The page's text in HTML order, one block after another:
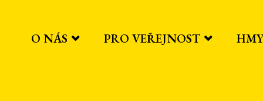
O NÁS PRO VEŘEJNOST